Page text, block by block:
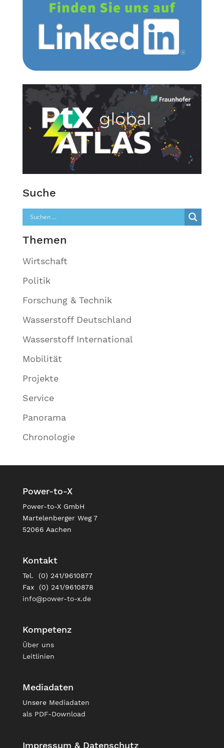
Suche
Themen
Wirtschaft
Politik
Forschung & Technik
Wasserstoff Deutschland
Wasserstoff International
Mobilität
Projekte
Service
Panorama
Chronologie
Power-to-X
Power-to-X GmbH
Martelenberger Weg 7
52066 Aachen
Kontakt
Tel. (0) 241/9610877
Fax (0) 241/9610878
info@power-to-x.de
Kompetenz
Über uns
Leitlinien
Mediadaten
Unsere Mediadaten
als PDF-Download
Impressum & Datenschutz